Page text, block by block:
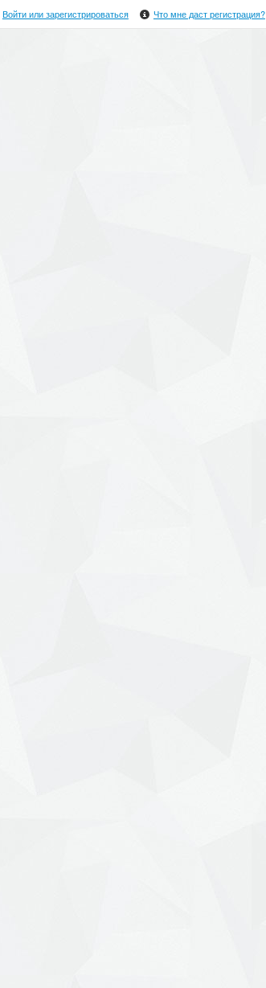
Войти или зарегистрироваться Что мне даст регистрация?